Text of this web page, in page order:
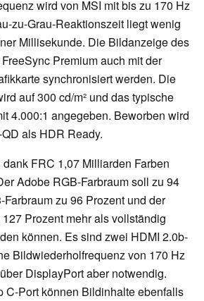
wird von MSI mit bis zu 170 Hz
zu-Grau-Reaktionszeit liegt wenig
Millisekunde. Die Bildanzeige des
Premium auch mit der
synchronisiert werden. Die
auf 300 cd/m² und das typische
4.000:1 angegeben. Beworben wird
als HDR Ready.
FRC 1,07 Milliarden Farben
Adobe RGB-Farbraum soll zu 94
zu 96 Prozent und der
Prozent mehr als vollständig
können. Es sind zwei HDMI 2.0b-
Bildwiederholfrequenz von 170 Hz
DisplayPort aber notwendig.
C-Port können Bildinhalte ebenfalls